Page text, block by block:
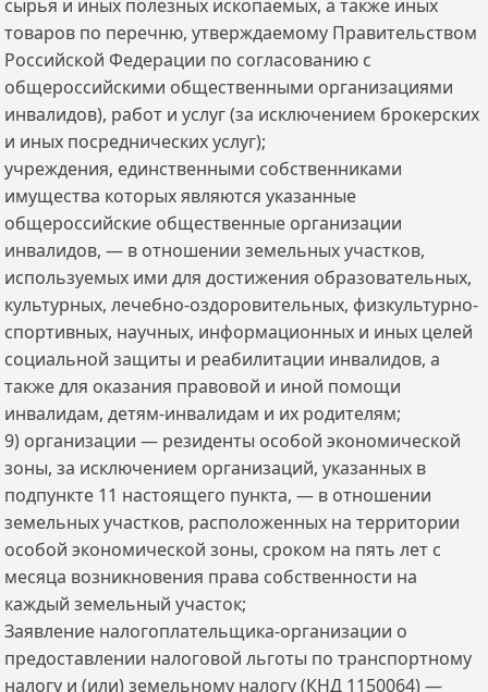
сырья и иных полезных ископаемых, а также иных
товаров по перечню, утверждаемому Правительством
Российской Федерации по согласованию с
общероссийскими общественными организациями
инвалидов), работ и услуг (за исключением брокерских
и иных посреднических услуг);
учреждения, единственными собственниками
имущества которых являются указанные
общероссийские общественные организации
инвалидов, — в отношении земельных участков,
используемых ими для достижения образовательных,
культурных, лечебно-оздоровительных, физкультурно-
спортивных, научных, информационных и иных целей
социальной защиты и реабилитации инвалидов, а
также для оказания правовой и иной помощи
инвалидам, детям-инвалидам и их родителям;
9) организации — резиденты особой экономической
зоны, за исключением организаций, указанных в
подпункте 11 настоящего пункта, — в отношении
земельных участков, расположенных на территории
особой экономической зоны, сроком на пять лет с
месяца возникновения права собственности на
каждый земельный участок;
Заявление налогоплательщика-организации о
предоставлении налоговой льготы по транспортному
налогу и (или) земельному налогу (КНД 1150064) —